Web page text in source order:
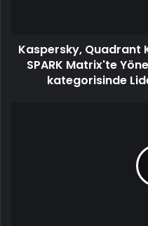
Kaspersky, Quadrant
SPARK Matrix'te
kategorisinde